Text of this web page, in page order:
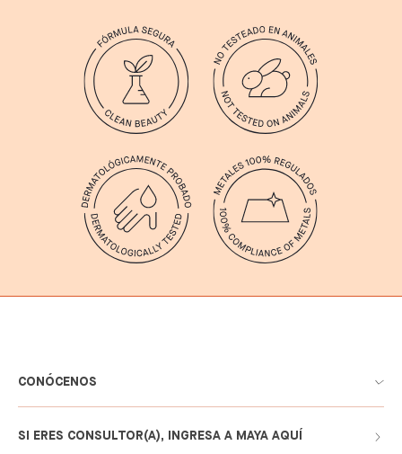
CONÓCENOS
SI ERES CONSULTOR(A), INGRESA A MAYA AQUÍ